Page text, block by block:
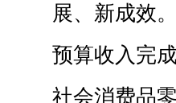
展、新成效
预算收入完
社会消费品